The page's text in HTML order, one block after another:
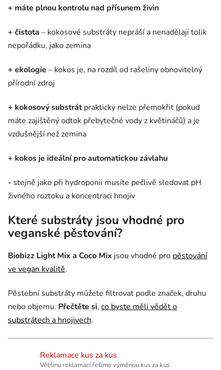
+ máte plnou kontrolu nad přísunem živin
+ čistota – kokosové substráty nepráší a nenadělají tolik
nepořádku, jako zemina
+ ekologie – kokos je, na rozdíl od rašeliny obnovitelný
přírodní zdroj
+ kokosový substrátprakticky nelze přemokřit (pokud
máte zajištěný odtok přebytečné vody z květináčů) a je
vzdušnější než zemina
+ kokos je ideální pro automatickou závlahu
- stejně jako při hydroponii musíte pečlivě sledovat pH
živného roztoku a koncentraci hnojiv
Které substráty jsou vhodné pro
veganské pěstování?
Biobizz Light Mix a Coco Mix jsou vhodné pro pěstování
ve vegan kvalitě.
Pěstební substráty můžete filtrovat podle značek, druhu
nebo objemu. Přečtěte si, co byste měli vědět o
substrátech a hnojivech.
Reklamace kus za kus
Většinu reklamací řešíme výměnou kus za kus